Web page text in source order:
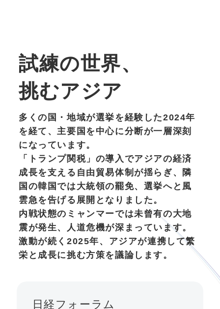
試練の世界、
挑むアジア
多くの国・地域が選挙を経験した2024年
を経て、主要国を中心に分断が一層深刻
になっています。
「トランプ関税」の導入でアジアの経済
成長を支える自由貿易体制が揺らぎ、隣
国の韓国では大統領の罷免、選挙へと風
雲急を告げる展開となりました。
内戦状態のミャンマーでは未曾有の大地
震が発生、人道危機が深まっています。
激動が続く2025年、アジアが連携して繁
栄と成長に挑む方策を議論します。
日経フォーラム